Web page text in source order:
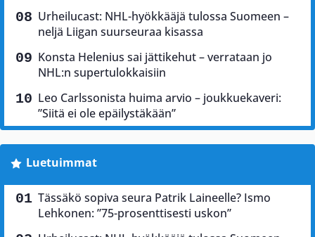
Urheilucast: NHL-hyökkääjä tulossa Suomeen –
neljä Liigan suurseuraa kisassa
Konsta Helenius sai jättikehut – verrataan jo
NHL:n supertulokkaisiin
Leo Carlssonista huima arvio – joukkuekaveri:
”Siitä ei ole epäilystäkään”
Luetuimmat
Tässäkö sopiva seura Patrik Laineelle? Ismo
Lehkonen: ”75-prosenttisesti uskon”